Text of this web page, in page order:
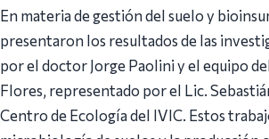
En materia de gestión del suelo y
presentaron los resultados de las
por el doctor Jorge Paolini y el equipo
Flores, representado por el Lic.
Centro de Ecología del IVIC. Estos